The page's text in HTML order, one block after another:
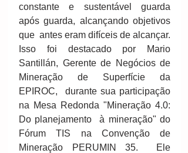
constante e sustentável guarda
após guarda, alcançando objetivos
Isso foi destacado por Mario
Santillán, Gerente de Negócios de
Mineração de Superfície da
EPIROC,  durante sua participação
na Mesa Redonda "Mineração 4.0:
Do planejamento  à mineração" do
Fórum TIS na Convenção de
Mineração PERUMIN 35.  Ele